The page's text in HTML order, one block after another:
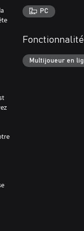
PC
Multijoueur en